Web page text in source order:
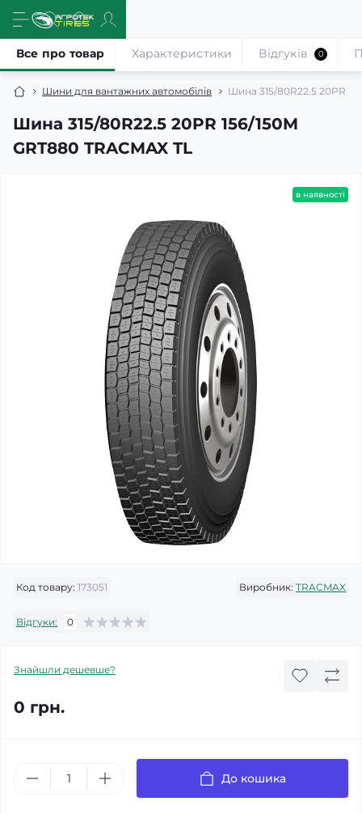
Шини для вантажних автомобілів Шина 315/80R22.5 20PR
Шина 315/80R22.5 20PR 156/150M
GRT880 TRACMAX TL
Все про товар Характеристики Відгуків 0
в наявності
Код товару: 173051 Виробник: TRACMAX
Відгуки: 0
Знайшли дешевше?
0 грн.
До кошика